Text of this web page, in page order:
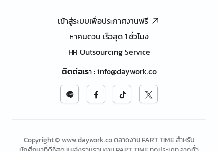
เข้าสู่ระบบเพื่อประกาศงานฟรี
หาคนด่วน เร็วสุด 1 ชั่วโมง
HR Outsourcing Service
ติดต่อเรา:info@daywork.co
Copyright © www.daywork.co ตลาดงาน PART TIME สำหรับ